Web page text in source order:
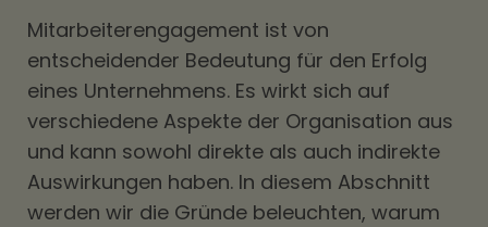
Mitarbeiterengagement ist von
entscheidender Bedeutung für den Erfolg
eines Unternehmens. Es wirkt sich auf
verschiedene Aspekte der Organisation aus
und kann sowohl direkte als auch indirekte
Auswirkungen haben. In diesem Abschnitt
werden wir die Gründe beleuchten, warum